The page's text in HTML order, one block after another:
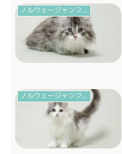
ノルウェージャンフォレストキャット
ノルウェージャンフォレストキャット